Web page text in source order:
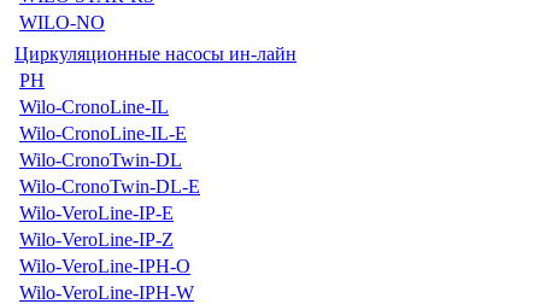
WILO-NO
Циркуляционные насосы ин-лайн
PH
Wilo-CronoLine-IL
Wilo-CronoLine-IL-E
Wilo-CronoTwin-DL
Wilo-CronoTwin-DL-E
Wilo-VeroLine-IP-E
Wilo-VeroLine-IP-Z
Wilo-VeroLine-IPH-O
Wilo-VeroLine-IPH-W